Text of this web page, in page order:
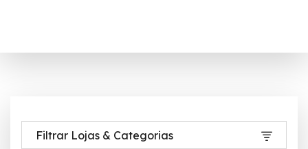
Filtrar Lojas & Categorias